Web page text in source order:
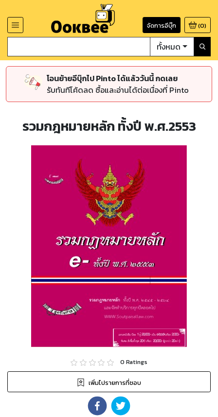
จัดการอีบุ๊ก (0)
ทั้งหมด
โอนย้ายอีบุ๊กไป Pinto ได้แล้ววันนี้ กดเลย
รับทันทีโค้ดลด ซื้อและอ่านได้ต่อเนื่องที่ Pinto
รวมกฎหมายหลัก ทั้งปี พ.ศ.2553
0 Ratings
เพิ่มไปรายการที่ชอบ